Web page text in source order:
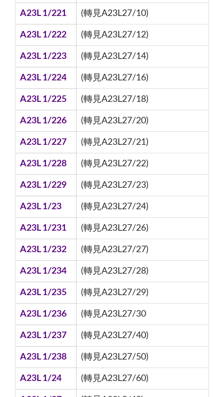
A23L 1/221 (轉見A23L27/10)
A23L 1/222 (轉見A23L27/12)
A23L 1/223 (轉見A23L27/14)
A23L 1/224 (轉見A23L27/16)
A23L 1/225 (轉見A23L27/18)
A23L 1/226 (轉見A23L27/20)
A23L 1/227 (轉見A23L27/21)
A23L 1/228 (轉見A23L27/22)
A23L 1/229 (轉見A23L27/23)
A23L 1/23 (轉見A23L27/24)
A23L 1/231 (轉見A23L27/26)
A23L 1/232 (轉見A23L27/27)
A23L 1/234 (轉見A23L27/28)
A23L 1/235 (轉見A23L27/29)
A23L 1/236 (轉見A23L27/30
A23L 1/237 (轉見A23L27/40)
A23L 1/238 (轉見A23L27/50)
A23L 1/24 (轉見A23L27/60)